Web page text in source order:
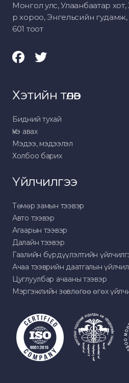
Монгол улс, Улаанбаатар хот,
р хороо, Энгельсийн
601 тоот
Хэтийн төлөв
Бидний тухай
Үнэ авах
Мэдээ, мэдээлэл
Холбоо барих
Үйлчилгээ
Төмөр замын тээвэр
Авто тээвэр
Агаарын тээвэр
Далайн тээвэр
Гаалийн бүрдүүлэлтийн
Ачаа тээврийн даатгалын
Цуглуулбар ачааны тээвэр
Мэргэжлийн зөвлөгөө өгөх